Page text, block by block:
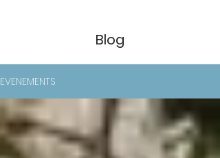
Blog
EVENEMENTS